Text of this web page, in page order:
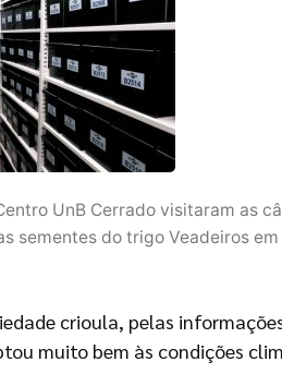
UnB Cerrado visitaram as
sementes do trigo Veadeiros
crioula, pelas
muito bem às condições